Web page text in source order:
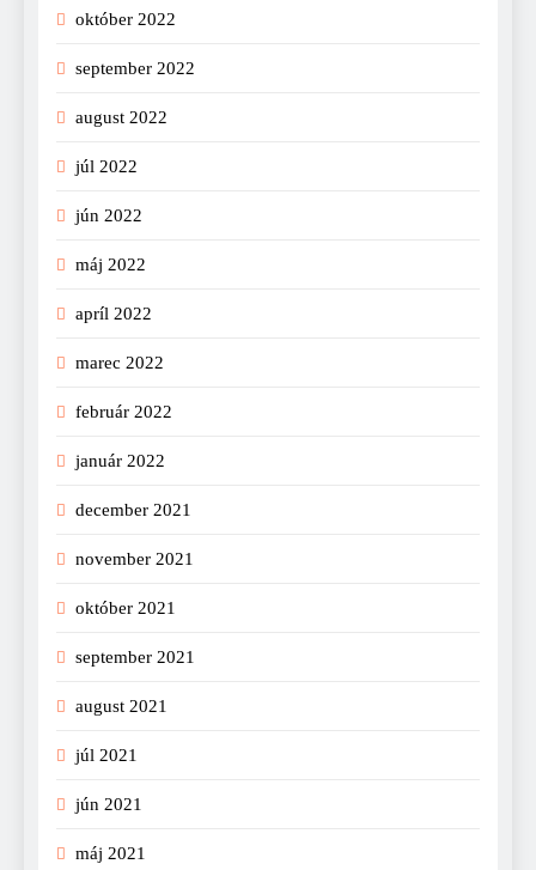
október 2022
september 2022
august 2022
júl 2022
jún 2022
máj 2022
apríl 2022
marec 2022
február 2022
január 2022
december 2021
november 2021
október 2021
september 2021
august 2021
júl 2021
jún 2021
máj 2021